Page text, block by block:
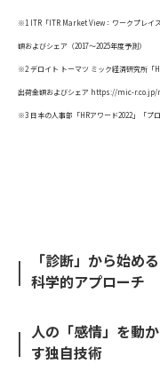
※1 ITR「ITR Market View：ワークプレイ
額およびシェア（2017～2025年度予測）
※2 デロイト トーマツ ミック経済研究所「
出荷金額およびシェア https://mic-r.co.jp/
※3 日本の人事部「HRアワード2022」「プ
「診断」から始める
科学的アプローチ
人の「感情」を動か
す独自技術